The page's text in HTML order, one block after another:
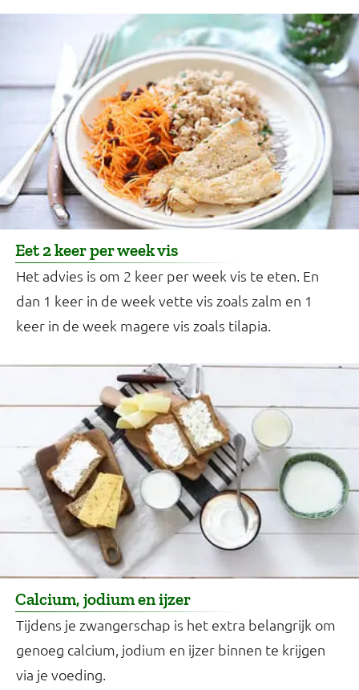
Eet 2 keer per week vis
Het advies is om 2 keer per week vis te eten. En
dan 1 keer in de week vette vis zoals zalm en 1
keer in de week magere vis zoals tilapia.
Calcium, jodium en ijzer
Tijdens je zwangerschap is het extra belangrijk om
genoeg calcium, jodium en ijzer binnen te krijgen
via je voeding.